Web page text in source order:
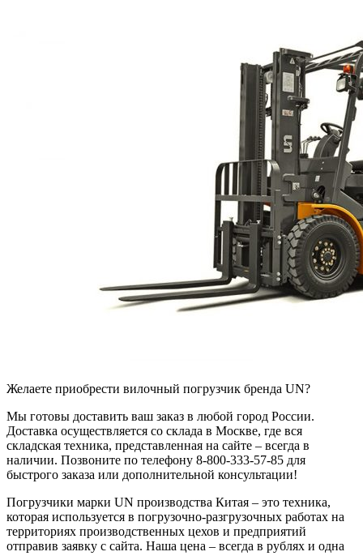
Желаете приобрести вилочный погрузчик бренда UN?
Мы готовы доставить ваш заказ в любой город России.
Доставка осуществляется со склада в Москве, где вся
складская техника, представленная на сайте – всегда в
наличии. Позвоните по телефону 8-800-333-57-85 для
быстрого заказа или дополнительной консультации!
Погрузчики марки UN производства Китая – это техника,
которая используется в погрузочно-разгрузочных работах на
территориях производственных цехов и предприятий
отправив заявку с сайта. Наша цена – всегда в рублях и одна